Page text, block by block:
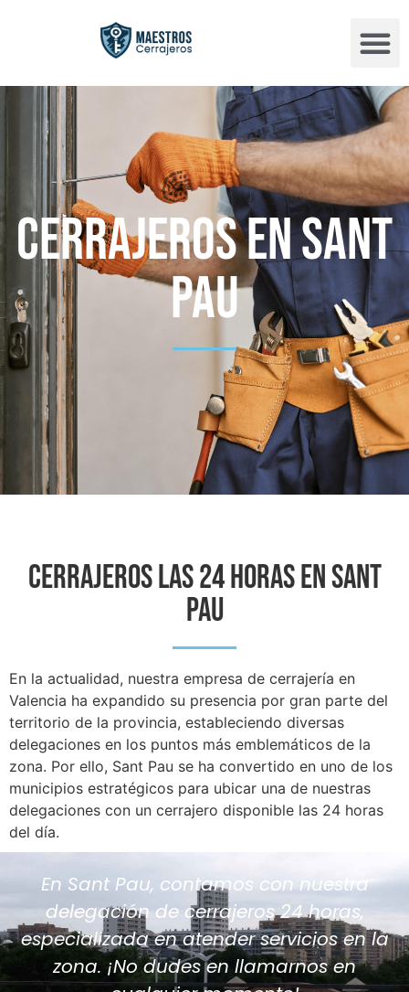
Cerrajeros en Sant
Pau
CERRAJEROS LAS 24 HORAS EN SANT
PAU
En la actualidad, nuestra empresa de cerrajería en
Valencia ha expandido su presencia por gran parte del
territorio de la provincia, estableciendo diversas
delegaciones en los puntos más emblemáticos de la
zona. Por ello, Sant Pau se ha convertido en uno de los
municipios estratégicos para ubicar una de nuestras
delegaciones con un cerrajero disponible las 24 horas
del día.
En Sant Pau, contamos con nuestra
delegación de cerrajeros 24 horas,
especializada en atender servicios en la
zona. ¡No dudes en llamarnos en